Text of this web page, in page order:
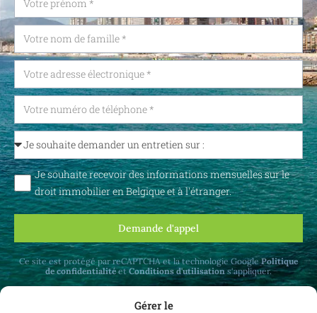
Gérer le
Je souhaite recevoir des informations mensuelles sur le
droit immobilier en Belgique et à l'étranger.
Demande d'appel
Ce site est protégé par reCAPTCHA et la technologie GooglePolitique
de confidentialitéetConditions d'utilisation s'appliquer.